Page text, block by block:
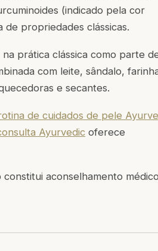
(indicado pela cor
propriedades clássicas.
prática clássica como parte
com leite, sândalo,
e secantes.
de cuidados de pele
Ayurvedic oferece
aconselhamento